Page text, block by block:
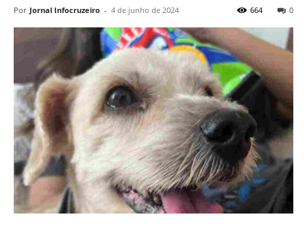
Por Jornal Infocruzeiro - 4 de junho de 2024 0
664